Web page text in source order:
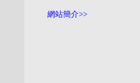
網站簡介>>